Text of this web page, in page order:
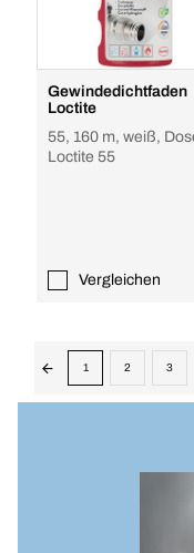
Gewindedichtfaden
Loctite
55, 160 m, weiß,
Loctite 55
Vergleichen
1 2 3